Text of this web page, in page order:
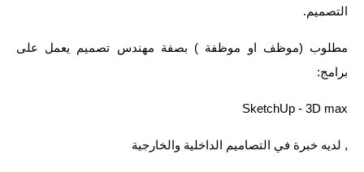
التصميم.
مطلوب (موظف او موظفة ) بصفة مهندس تصميم يعمل على
برامج:
SketchUp - 3D max
, لديه خبرة في التصاميم الداخلية والخارجية